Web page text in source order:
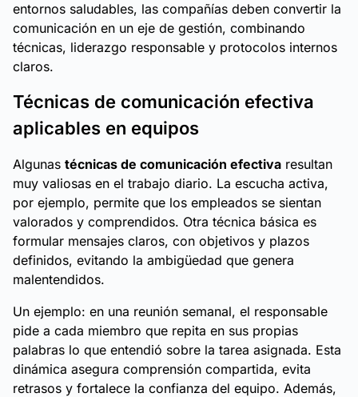
entornos saludables, las compañías deben convertir la
comunicación en un eje de gestión, combinando
técnicas, liderazgo responsable y protocolos internos
claros.
Técnicas de comunicación efectiva
aplicables en equipos
Algunas técnicas de comunicación efectiva resultan
muy valiosas en el trabajo diario. La escucha activa,
por ejemplo, permite que los empleados se sientan
valorados y comprendidos. Otra técnica básica es
formular mensajes claros, con objetivos y plazos
definidos, evitando la ambigüedad que genera
malentendidos.
Un ejemplo: en una reunión semanal, el responsable
pide a cada miembro que repita en sus propias
palabras lo que entendió sobre la tarea asignada. Esta
dinámica asegura comprensión compartida, evita
retrasos y fortalece la confianza del equipo. Además,